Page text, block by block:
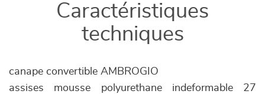
Caractéristiques
techniques
canape convertible AMBROGIO
assises mousse polyurethane indeformable 27